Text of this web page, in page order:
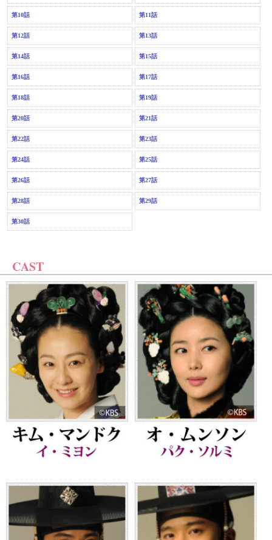
第10話 第11話
第12話 第13話
第14話 第15話
第16話 第17話
第18話 第19話
第20話 第21話
第22話 第23話
第24話 第25話
第26話 第27話
第28話 第29話
第30話
CAST